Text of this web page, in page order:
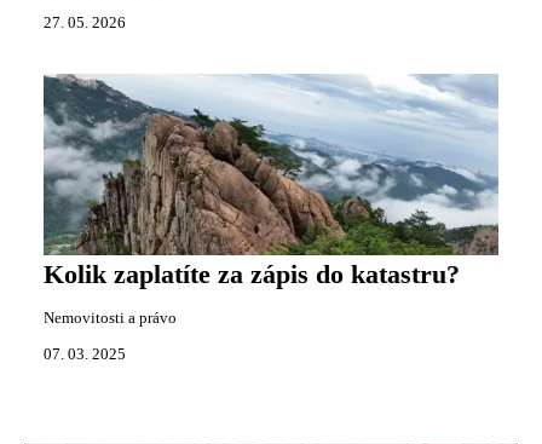
27. 05. 2026
Kolik zaplatíte za zápis do katastru?
Nemovitosti a právo
07. 03. 2025